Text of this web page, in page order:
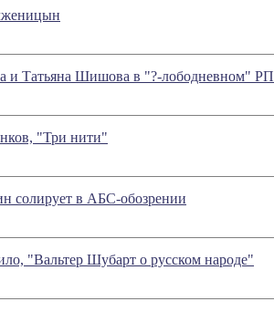
и Татьяна Шишова в "?-лободневном" РП
"Три нити"
солирует в АБС-обозрении
"Вальтер Шубарт о русском народе"